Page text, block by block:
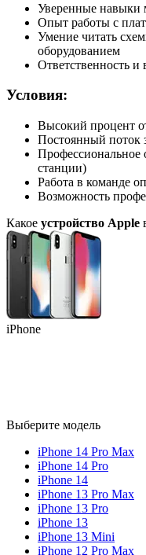
Уверенные навыки
Опыт работы с
Умение читать
оборудованием
Ответственность и
Условия:
Высокий процент
Постоянный поток
станции)
Работа в команде
Возможность
Какое устройство Apple
iPhone
Выберите модель
iPhone 14 Pro Max
iPhone 14 Pro
iPhone 14
iPhone 13 Pro Max
iPhone 13 Pro
iPhone 13
iPhone 13 Mini
iPhone 12 Pro Max